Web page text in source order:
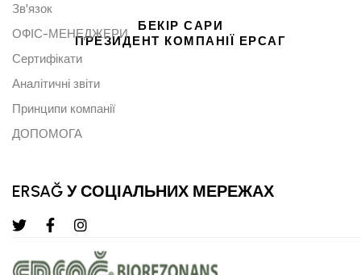
БЕКІР САРИ
ПРЕЗИДЕНТ КОМПАНІЇ ЕРСАГ
Зв'язок
ОФІС-МЕНЕДЖЕРИ
Сертифікати
Аналітичні звіти
Принципи компанії
ДОПОМОГА
ERSAĞ У СОЦІАЛЬНИХ МЕРЕЖАХ